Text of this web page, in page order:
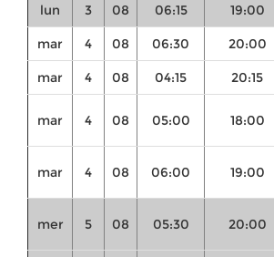
lun 3 08 06:15 19:00
mar 4 08 06:30 20:00
mar 4 08 04:15 20:15
mar 4 08 05:00 18:00
mar 4 08 06:00 19:00
mer 5 08 05:30 20:00